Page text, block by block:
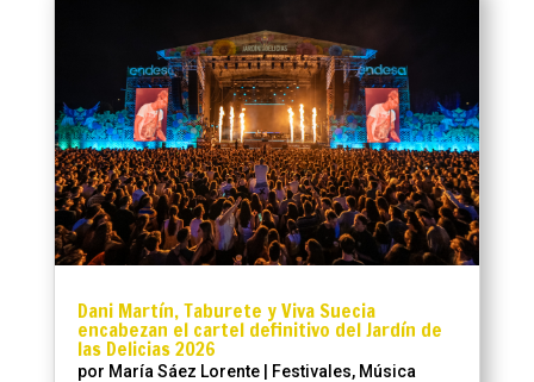
Dani Martín, Taburete y Viva Suecia
encabezan el cartel definitivo del Jardín de
las Delicias 2026
por María Sáez Lorente| Festivales, Música